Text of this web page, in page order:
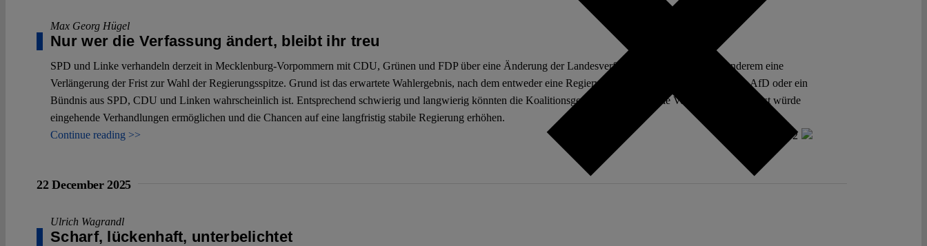
Max Georg Hügel
Nur wer die Verfassung ändert, bleibt ihr treu
SPD und Linke verhandeln derzeit in Mecklenburg-Vorpommern mit CDU, Grünen und FDP über eine Änderung der Landesverfassung: Geplant ist unter anderem eine
Verlängerung der Frist zur Wahl der Regierungsspitze. Grund ist das erwartete Wahlergebnis, nach dem entweder eine Regierungskoalition unter Beteiligung der AfD oder ein
Bündnis aus SPD, CDU und Linken wahrscheinlich ist. Entsprechend schwierig und langwierig könnten die Koalitionsgespräche werden. Die Verlängerung der Frist würde
eingehende Verhandlungen ermöglichen und die Chancen auf eine langfristig stabile Regierung erhöhen.
Continue reading >>
2
22 December 2025
Ulrich Wagrandl
Scharf, lückenhaft, unterbelichtet